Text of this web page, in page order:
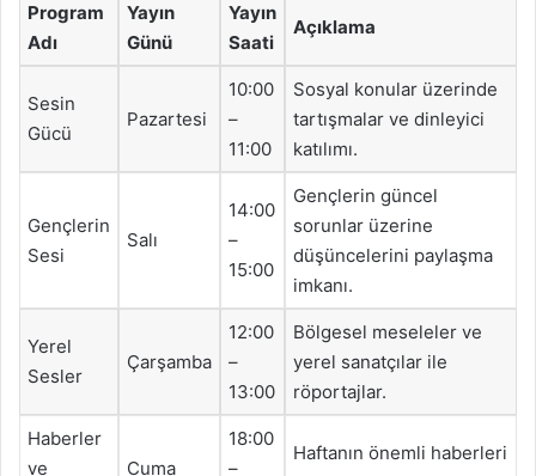
Program
Adı
Yayın
Günü
Yayın
Saati
Açıklama
Sesin
Gücü
Pazartesi
10:00
–
11:00
Sosyal konular üzerinde
tartışmalar ve dinleyici
katılımı.
Gençlerin
Sesi
Salı
14:00
–
15:00
Gençlerin güncel
sorunlar üzerine
düşüncelerini paylaşma
imkanı.
Yerel
Sesler
Çarşamba
12:00
–
13:00
Bölgesel meseleler ve
yerel sanatçılar ile
röportajlar.
Haberler
ve
Cuma
18:00
–
Haftanın önemli haberleri